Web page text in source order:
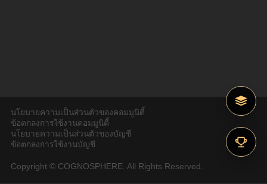
นโยบายความเป็นส่วนตัวของคอมมูนิตี้
ข้อตกลงการใช้งานคอมมูนิตี้
นโยบายความเป็นส่วนตัวของบัญชี
ข้อตกลงการใช้งานบัญชี
Copyright © COGNOSPHERE. All Rights Reserved.